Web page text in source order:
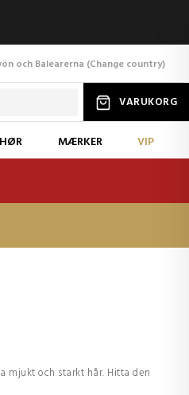
och Balearerna (Change country)
VARUKORG
MÆRKER VIP
mjukt och starkt hår. Hitta den